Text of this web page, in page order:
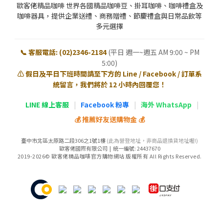
歐客佬精品咖啡 世界各國精品咖啡豆、掛耳咖啡、咖啡禮盒及
咖啡器具，提供企業送禮、商務贈禮、節慶禮盒與日常品飲等
多元選擇
📞 客服電話: (02)2346-2184 (平日 週一~週五 AM 9:00 ~ PM
5:00)
⚠️ 假日及平日下班時間請至下方的 Line / Facebook / 訂單系
統留言，我們將於 12 小時內回覆您！
LINE 線上客服 | Facebook 粉專 | 海外 WhatsApp
|
💰 推薦好友送購物金 💰
臺中市北區太原路二段306之1號1樓(此為營登地址，非商品退換貨地址喔!)
歐客佬國際有限公司 | 統一編號: 24437670
2019-2026© 歐客佬精品咖啡官方購物網站 版權所有 All Rights Reserved.